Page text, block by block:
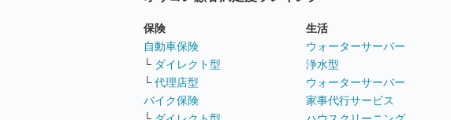
保険
自動車保険
└ ダイレクト型
└ 代理店型
バイク保険
生活
ウォーターサーバー
浄水型
ウォーターサーバー
家事代行サービス